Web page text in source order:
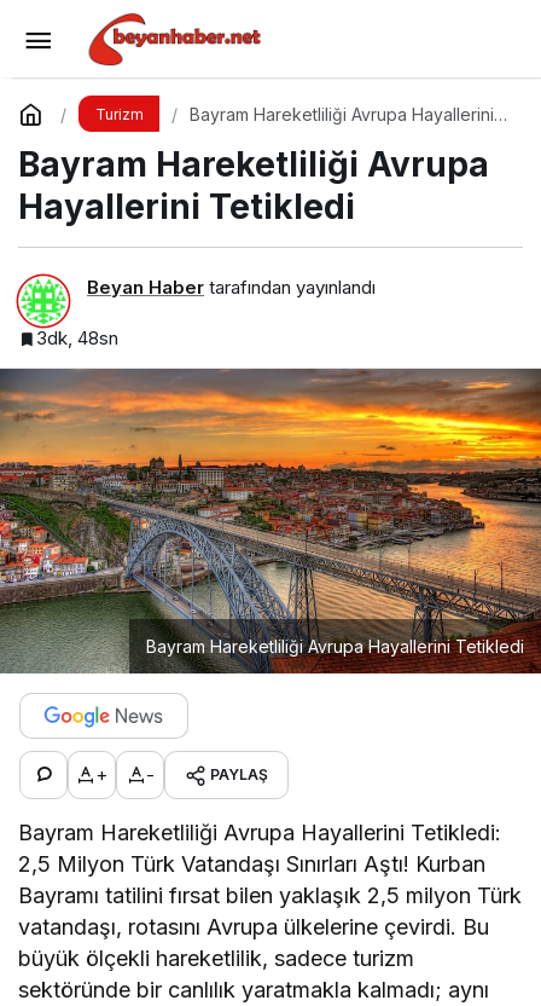
Turizm
Bayram Hareketliliği Avrupa Hayallerini
Bayram Hareketliliği Avrupa
Hayallerini Tetikledi
Beyan Haber tarafından yayınlandı
3dk, 48sn
Bayram Hareketliliği Avrupa Hayallerini Tetikledi
+ - PAYLAŞ
Bayram Hareketliliği Avrupa Hayallerini Tetikledi:
2,5 Milyon Türk Vatandaşı Sınırları Aştı! Kurban
Bayramı tatilini fırsat bilen yaklaşık 2,5 milyon Türk
vatandaşı, rotasını Avrupa ülkelerine çevirdi. Bu
büyük ölçekli hareketlilik, sadece turizm
sektöründe bir canlılık yaratmakla kalmadı; aynı
Valiz Seçimi ve Hazırlık Rehberi
Yorum Yap